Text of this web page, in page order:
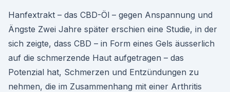
Hanfextrakt – das CBD-Öl – gegen Anspannung und
Ängste Zwei Jahre später erschien eine Studie, in der
sich zeigte, dass CBD – in Form eines Gels äusserlich
auf die schmerzende Haut aufgetragen – das
Potenzial hat, Schmerzen und Entzündungen zu
nehmen, die im Zusammenhang mit einer Arthritis